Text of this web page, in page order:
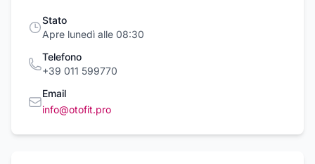
Stato
Apre lunedì alle 08:30
Telefono
+39 011 599770
Email
info@otofit.pro